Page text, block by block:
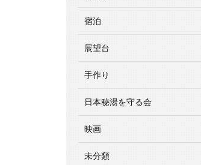
宿泊
展望台
手作り
日本秘湯を守る会
映画
未分類